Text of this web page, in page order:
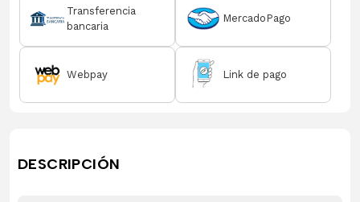
Transferencia
bancaria
MercadoPago
Webpay Link de pago
DESCRIPCIÓN